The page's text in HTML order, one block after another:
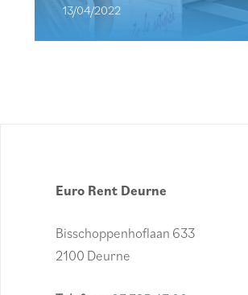
13/04/2022
Euro Rent Deurne
Bisschoppenhoflaan 633
2100 Deurne